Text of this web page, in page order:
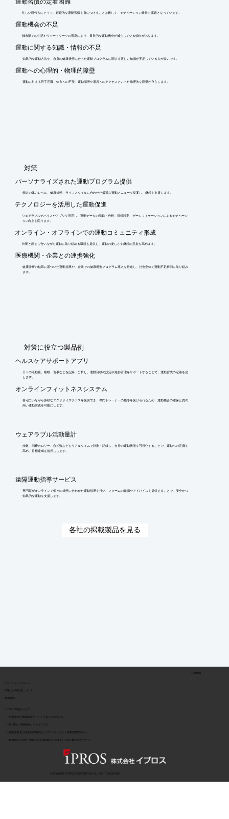
忙しい現代人にとって、継続的な運動習慣を身につけることは難しく、モチベーション維持も課題となっています。
運動機会の不足
都市部での生活やリモートワークの普及により、日常的な運動機会が減少している傾向があります。
運動に関する知識・情報の不足
効果的な運動方法や、自身の健康状態に合った運動プログラムに関する正しい知識が不足している人が多いです。
運動への心理的・物理的障壁
運動に対する苦手意識、体力への不安、運動場所や器具へのアクセスといった物理的な障壁が存在します。
​対策
パーソナライズされた運動プログラム提供
個人の体力レベル、健康状態、ライフスタイルに合わせた最適な運動メニューを提案し、継続を支援します。
テクノロジーを活用した運動促進
ウェアラブルデバイスやアプリを活用し、運動データの記録・分析、目標設定、ゲーミフィケーションによるモチベーシ
ョン向上を図ります。
オンライン・オフラインでの運動コミュニティ形成
仲間と励まし合いながら運動に取り組める環境を提供し、運動の楽しさや継続の意欲を高めます。
医療機関・企業との連携強化
健康診断の結果に基づいた運動指導や、企業での健康増進プログラム導入を推進し、社会全体で運動不足解消に取り組み
ます。
​対策に役立つ製品例
ヘルスケアサポートアプリ
日々の活動量、睡眠、食事などを記録・分析し、運動目標の設定や進捗管理をサポートすることで、運動習慣の定着を促
します。
オンラインフィットネスシステム
自宅にいながら多様なエクササイズクラスを受講でき、専門トレーナーの指導を受けられるため、運動機会の確保と質の
高い運動実践を可能にします。
ウェアラブル活動量計
歩数、消費カロリー、心拍数などをリアルタイムで計測・記録し、自身の運動状況を可視化することで、運動への意識を
高め、目標達成を後押しします。
遠隔運動指導サービス
専門家がオンラインで個々の状態に合わせた運動指導を行い、フォームの確認やアドバイスを提供することで、安全かつ
効果的な運動を支援します。
各社の掲載製品を見る
​情報の外部伝達について
会社情報
COPYRIGHT © IPROS CORPORATION ALL RIGHTS RESERVED
> 製造業特化の用途別課題解決 | イプロスものづくり業界別専門サイト
> BtoB向け情報検索サイト イプロス
> BtoB向け | 目的・用途起点で課題解決を支援 | イプロス業界別専門サイト
> 製造業向け情報検索サイト イプロスものづくり
イプロス関連サービス